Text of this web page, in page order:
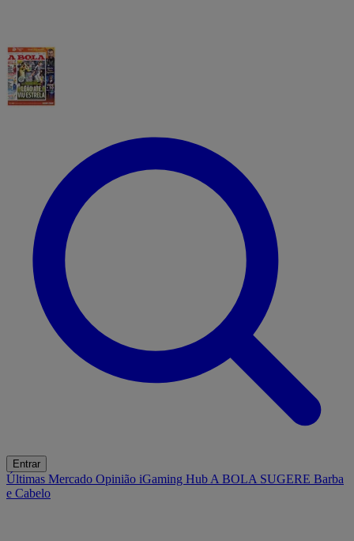
Entrar
Últimas Mercado Opinião iGaming Hub A BOLA SUGERE Barba
e Cabelo